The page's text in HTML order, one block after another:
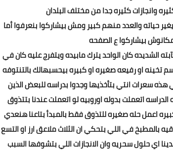
حياته والعدد منهم كبير ومش بيشاركوا بنعرفوا أما
بيشاركوا ع الصفحه
الشديده كان الواحد يترك مابيده ويتفرج عليه كان في
او رفيعه صغيره او كبيره بيحسبهالك بالتنتوفه
سعرات انتي بتأخذيها وجدوا بدراسه للبعض الذين
سعر حراري بالوقفه بس هذه الدراسه اتعملت بدوله اوروبيه لو اتعملت عندنا بتتذوق
اعمل حله صغيره للتذوق فقط بالمبدأ بتاعنا هنعدي
بالمطبخ في اللي بتحكي ان الثلاث ملاعق ارز او التسع
اي حلول سحريه وان الانجازات اللي بتشوفها السبب